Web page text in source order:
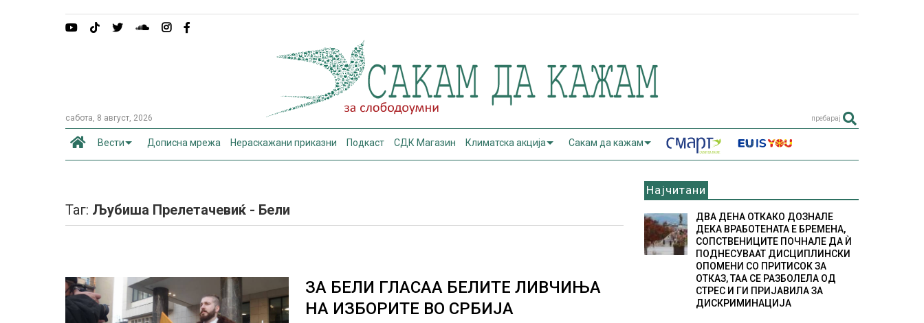
сабота, 8 август, 2026 пребарај
Вести Дописна мрежа Нераскажани приказни Подкаст СДК Магазин Климатска акција Сакам да кажам
Таг: Љубиша Прелетачевиќ - Бели
ЗА БЕЛИ ГЛАСАА БЕЛИТЕ ЛИВЧИЊА
НА ИЗБОРИТЕ ВО СРБИЈА
Најчитани
ДВА ДЕНА ОТКАКО ДОЗНАЛЕ
ДЕКА ВРАБОТЕНАТА Е БРЕМЕНА,
СОПСТВЕНИЦИТЕ ПОЧНАЛЕ ДА Ѝ
ПОДНЕСУВААТ ДИСЦИПЛИНСКИ
ОПОМЕНИ СО ПРИТИСОК ЗА
ОТКАЗ, ТАА СЕ РАЗБОЛЕЛА ОД
СТРЕС И ГИ ПРИЈАВИЛА ЗА
ДИСКРИМИНАЦИЈА